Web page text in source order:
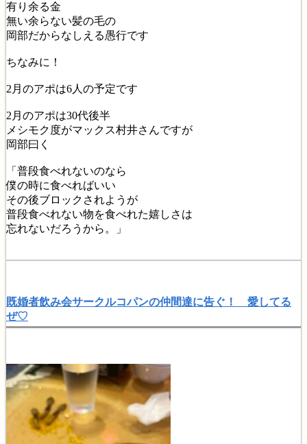
有り余る金
無い余らない髪の毛の
岡部だからなしえる愚行です
ちなみに！
2月のアポは6人の予定です
2月のアポは30代後半
メシモク度がマックス村井さんですが
岡部曰く
「普段食べれないのなら
僕の時に食べればいい
その後ブロックされようが
普段食べれない物を食べれた嬉しさは
忘れないだろうから。」
既婚者飲み会サークルコパンの仲間達に告ぐ！ 愛してる
ぜ♡